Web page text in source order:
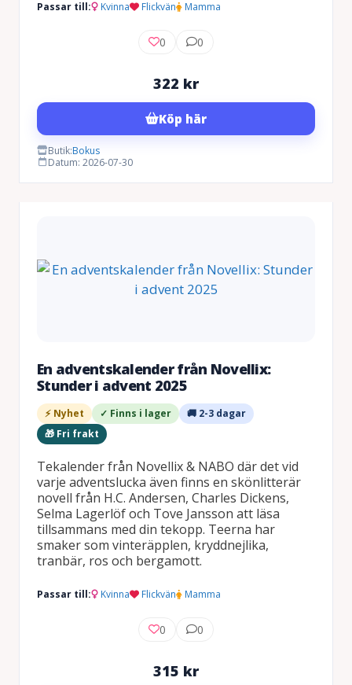
Passar till: Kvinna Flickvän Mamma
0 0
322 kr
Köp här
Butik:Bokus
Datum: 2026-07-30
En adventskalender från Novellix:
Stunder i advent 2025
⚡ Nyhet ✓ Finns i lager
🚚 2-3 dagar
🎁 Fri frakt
Tekalender från Novellix & NABO där det vid
varje adventslucka även finns en skönlitterär
novell från H.C. Andersen, Charles Dickens,
Selma Lagerlöf och Tove Jansson att läsa
tillsammans med din tekopp. Teerna har
smaker som vinteräpplen, kryddnejlika,
tranbär, ros och bergamott.
Passar till: Kvinna Flickvän Mamma
0 0
315 kr